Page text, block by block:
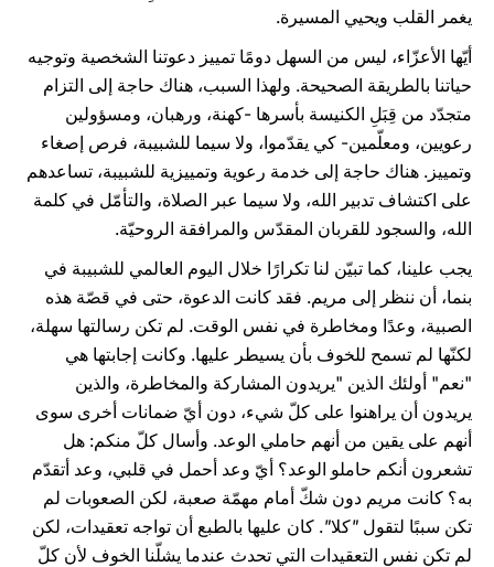
يغمر القلب ويحيي المسيرة.
أيّها الأعزّاء، ليس من السهل دومًا تمييز دعوتنا الشخصية وتوجيه
حياتنا بالطريقة الصحيحة. ولهذا السبب، هناك حاجة إلى التزام
متجدّد من قِبَلِ الكنيسة بأسرها -كهنة، ورهبان، ومسؤولين
رعويين، ومعلّمين- كي يقدّموا، ولا سيما للشبيبة، فرص إصغاء
وتمييز. هناك حاجة إلى خدمة رعوية وتمييزية للشبيبة، تساعدهم
على اكتشاف تدبير الله، ولا سيما عبر الصلاة، والتأمّل في كلمة
الله، والسجود للقربان المقدّس والمرافقة الروحيّة.
يجب علينا، كما تبيّن لنا تكرارًا خلال اليوم العالمي للشبيبة في
بنما، أن ننظر إلى مريم. فقد كانت الدعوة، حتى في قصّة هذه
الصبية، وعدًا ومخاطرة في نفس الوقت. لم تكن رسالتها سهلة،
لكنّها لم تسمح للخوف بأن يسيطر عليها. وكانت إجابتها هي
"نعم" أولئك الذين "يريدون المشاركة والمخاطرة، والذين
يريدون أن يراهنوا على كلّ شيء، دون أيّ ضمانات أخرى سوى
أنهم على يقين من أنهم حاملي الوعد. وأسال كلّ منكم: هل
تشعرون أنكم حاملو الوعد؟ أيّ وعد أحمل في قلبي، وعد أتقدّم
به؟ كانت مريم دون شكّ أمام مهمّة صعبة، لكن الصعوبات لم
تكن سببًا لتقول "كلا". كان عليها بالطبع أن تواجه تعقيدات، لكن
لم تكن نفس التعقيدات التي تحدث عندما يشلّنا الخوف لأن كلّ